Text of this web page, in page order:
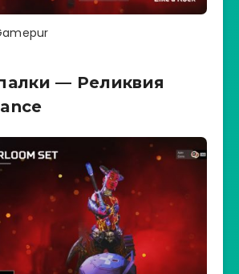
— Реликвия